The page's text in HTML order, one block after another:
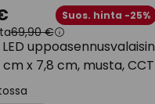
uppoasennusvalaisin
cm x 7,8 cm, musta, CCT
Suos. hinta -25%
69,90 €